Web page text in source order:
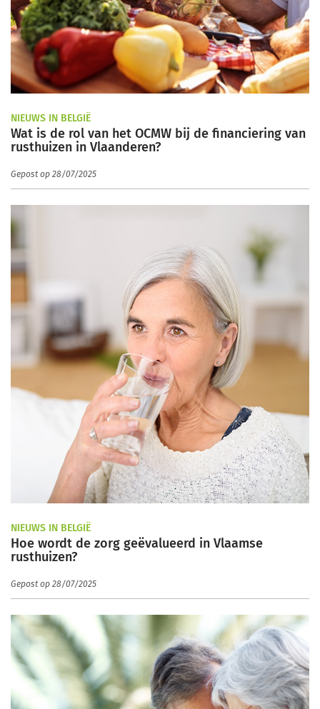
NIEUWS IN BELGIË
Wat is de rol van het OCMW bij de financiering van
rusthuizen in Vlaanderen?
Gepost op 28/07/2025
NIEUWS IN BELGIË
Hoe wordt de zorg geëvalueerd in Vlaamse
rusthuizen?
Gepost op 28/07/2025